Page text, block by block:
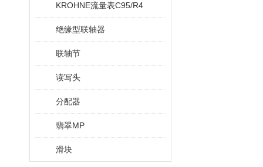
KROHNE流量表C95/R4
绝缘型联轴器
联轴节
读写头
分配器
翡翠MP
滑块